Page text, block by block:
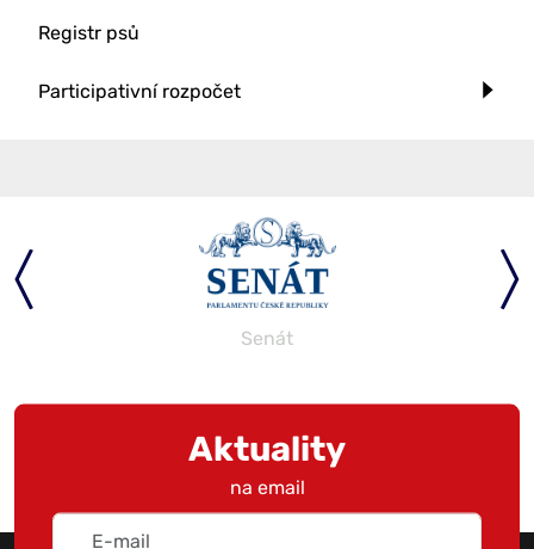
Registr psů
Participativní rozpočet
Senát
Aktuality
na email